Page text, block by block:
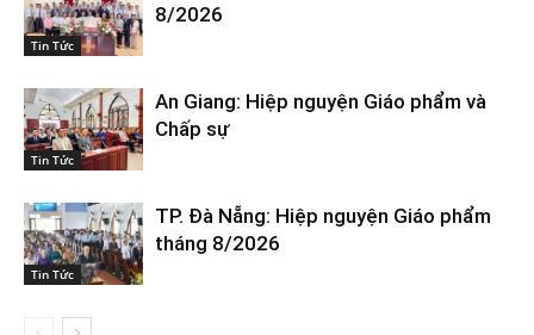
Tin Tức
8/2026
Tin Tức
An Giang: Hiệp nguyện Giáo phẩm và
Chấp sự
Tin Tức
TP. Đà Nẵng: Hiệp nguyện Giáo phẩm
tháng 8/2026